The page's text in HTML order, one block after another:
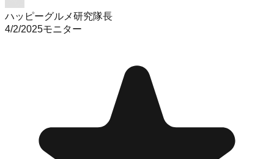
ハッピーグルメ研究隊長
4/2/2025モニター